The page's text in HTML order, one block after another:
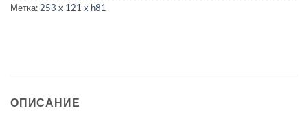
Метка: 253 x 121 x h81
ОПИСАНИЕ